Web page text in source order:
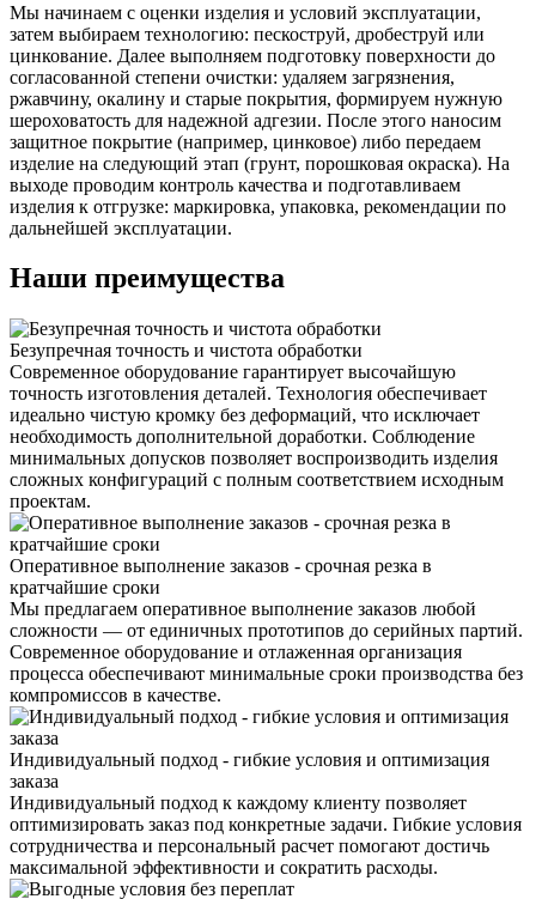
Мы начинаем с оценки изделия и условий эксплуатации,
затем выбираем технологию: пескоструй, дробеструй или
цинкование. Далее выполняем подготовку поверхности до
согласованной степени очистки: удаляем загрязнения,
ржавчину, окалину и старые покрытия, формируем нужную
шероховатость для надежной адгезии. После этого наносим
защитное покрытие (например, цинковое) либо передаем
изделие на следующий этап (грунт, порошковая окраска). На
выходе проводим контроль качества и подготавливаем
изделия к отгрузке: маркировка, упаковка, рекомендации по
дальнейшей эксплуатации.
Наши преимущества
Безупречная точность и чистота обработки
Современное оборудование гарантирует высочайшую
точность изготовления деталей. Технология обеспечивает
идеально чистую кромку без деформаций, что исключает
необходимость дополнительной доработки. Соблюдение
минимальных допусков позволяет воспроизводить изделия
сложных конфигураций с полным соответствием исходным
проектам.
Оперативное выполнение заказов - срочная резка в
кратчайшие сроки
Мы предлагаем оперативное выполнение заказов любой
сложности — от единичных прототипов до серийных партий.
Современное оборудование и отлаженная организация
процесса обеспечивают минимальные сроки производства без
компромиссов в качестве.
Индивидуальный подход - гибкие условия и оптимизация
заказа
Индивидуальный подход к каждому клиенту позволяет
оптимизировать заказ под конкретные задачи. Гибкие условия
сотрудничества и персональный расчет помогают достичь
максимальной эффективности и сократить расходы.